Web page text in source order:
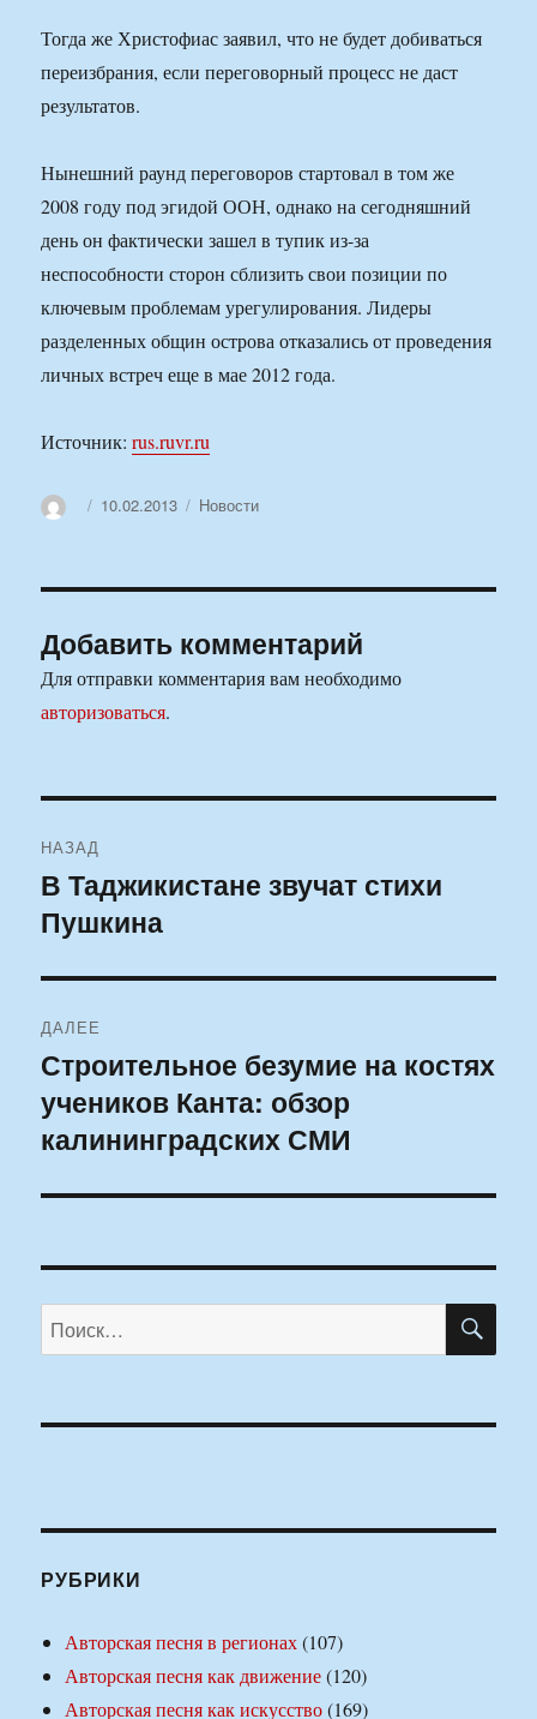
Тогда же Христофиас заявил, что не будет добиваться
переизбрания, если переговорный процесс не даст
результатов.
Нынешний раунд переговоров стартовал в том же
2008 году под эгидой ООН, однако на сегодняшний
день он фактически зашел в тупик из-за
неспособности сторон сблизить свои позиции по
ключевым проблемам урегулирования. Лидеры
разделенных общин острова отказались от проведения
личных встреч еще в мае 2012 года.
Источник:rus.ruvr.ru
АвторОпубликовано
10.02.2013 Рубрики
Новости
Добавить комментарий
Для отправки комментария вам необходимо
авторизоваться.
по
записям
НАЗАД
Предыдущая
запись:
В Таджикистане звучат стихи
Пушкина
ДАЛЕЕ
Следующая
запись:
Строительное безумие на костях
учеников Канта: обзор
калининградских СМИ
Искать:
РУБРИКИ
Авторская песня в регионах(107)
Авторская песня как движение(120)
Авторская песня как искусство(169)